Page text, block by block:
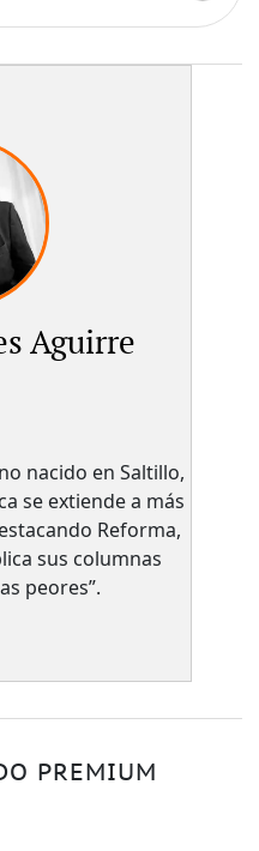
Aguirre
nacido en Saltillo,
se extiende a más
Reforma,
sus columnas
peores”.
PREMIUM